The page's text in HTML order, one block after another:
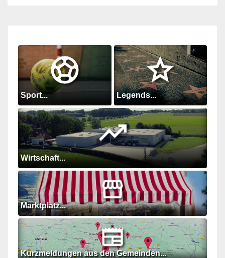
Sport... Legends...
Wirtschaft...
Marktplatz...
Kurzmeldungen aus den Gemeinden...